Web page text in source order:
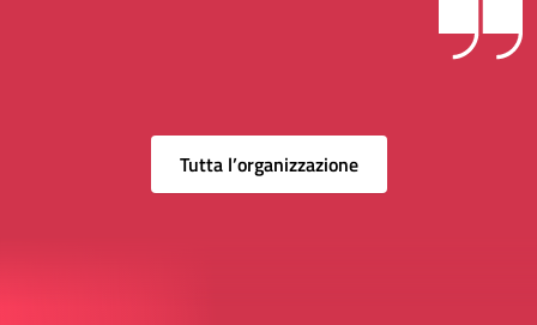
Tutta l’organizzazione